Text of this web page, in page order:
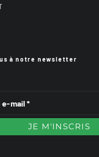
à notre newsletter